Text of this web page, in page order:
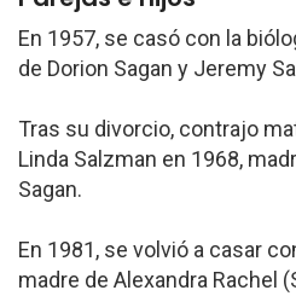
En 1957, se casó con la
de Dorion Sagan y Jeremy
Tras su divorcio, contrajo
Linda Salzman en 1968,
Sagan.
En 1981, se volvió a casar
madre de Alexandra Rachel